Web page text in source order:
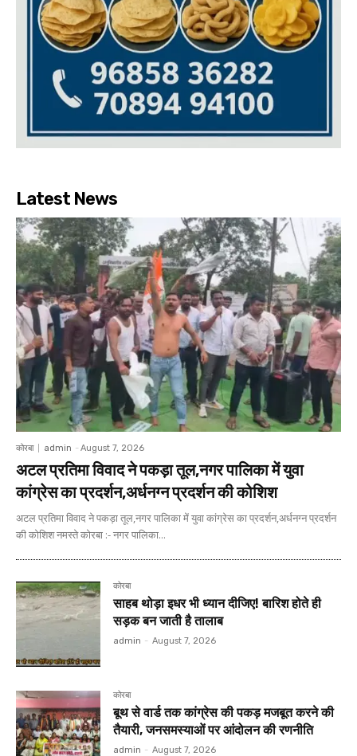
Latest News
कोरबा admin - August 7, 2026
अटल प्रतिमा विवाद ने पकड़ा तूल,नगर पालिका में युवा
कांग्रेस का प्रदर्शन,अर्धनग्न प्रदर्शन की कोशिश
अटल प्रतिमा विवाद ने पकड़ा तूल,नगर पालिका में युवा कांग्रेस का प्रदर्शन,अर्धनग्न प्रदर्शन
की कोशिश नमस्ते कोरबा :- नगर पालिका...
कोरबा
साहब थोड़ा इधर भी ध्यान दीजिए! बारिश होते ही
सड़क बन जाती है तालाब
admin - August 7, 2026
कोरबा
बूथ से वार्ड तक कांग्रेस की पकड़ मजबूत करने की
तैयारी, जनसमस्याओं पर आंदोलन की रणनीति
admin - August 7, 2026